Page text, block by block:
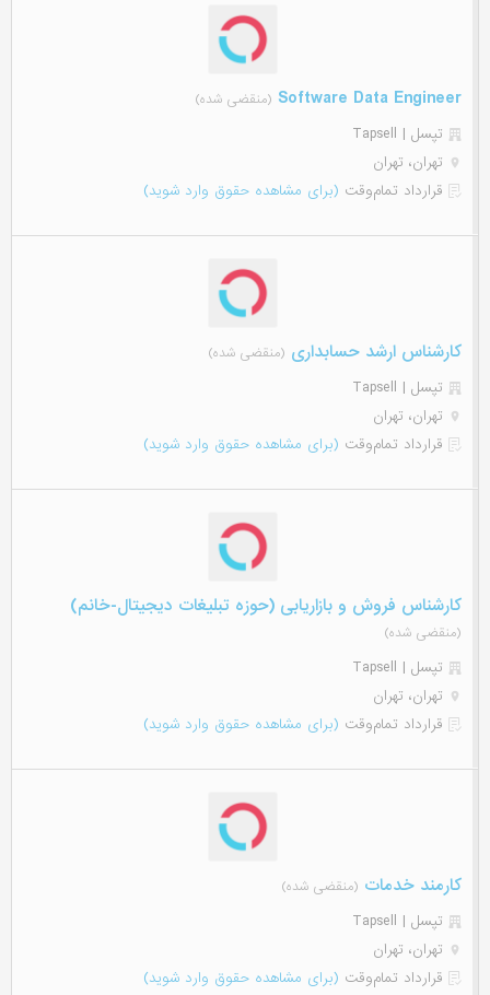
Software Data Engineer (منقضی شده)
تپسل | Tapsell
تهران، تهران
قرارداد تمام‌وقت (برای مشاهده حقوق وارد شوید)
کارشناس ارشد حسابداری (منقضی شده)
تپسل | Tapsell
تهران، تهران
قرارداد تمام‌وقت (برای مشاهده حقوق وارد شوید)
کارشناس فروش و بازاریابی (حوزه تبلیغات دیجیتال-خانم)
(منقضی شده)
تپسل | Tapsell
تهران، تهران
قرارداد تمام‌وقت (برای مشاهده حقوق وارد شوید)
کارمند خدمات (منقضی شده)
تپسل | Tapsell
تهران، تهران
قرارداد تمام‌وقت (برای مشاهده حقوق وارد شوید)